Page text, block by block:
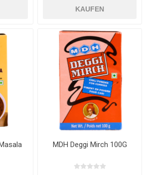
KAUFEN
MDH Deggi Mirch 100G